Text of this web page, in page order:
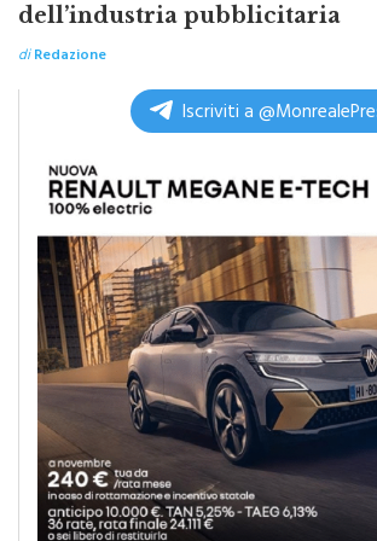
diRedazione
Iscriviti a